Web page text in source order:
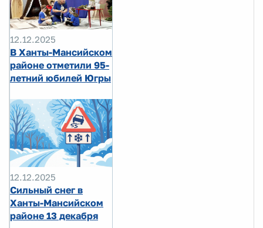
12.12.2025
В Ханты-Мансийском
районе отметили 95-
летний юбилей Югры
12.12.2025
Сильный снег в
Ханты-Мансийском
районе 13 декабря